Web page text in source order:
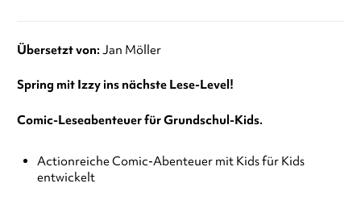
Übersetzt von: Jan Möller
Spring mit Izzy ins nächste Lese-Level!
Comic-Leseabenteuer für Grundschul-Kids.
Actionreiche Comic-Abenteuer mit Kids für Kids
entwickelt